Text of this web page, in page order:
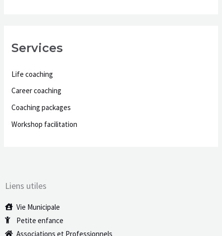
Services
Life coaching
Career coaching
Coaching packages
Workshop facilitation
Liens utiles
Vie Municipale
Petite enfance
Associations et Professionnels